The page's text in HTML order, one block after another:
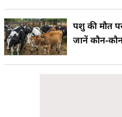
पशु की मौत
जानें कौन-